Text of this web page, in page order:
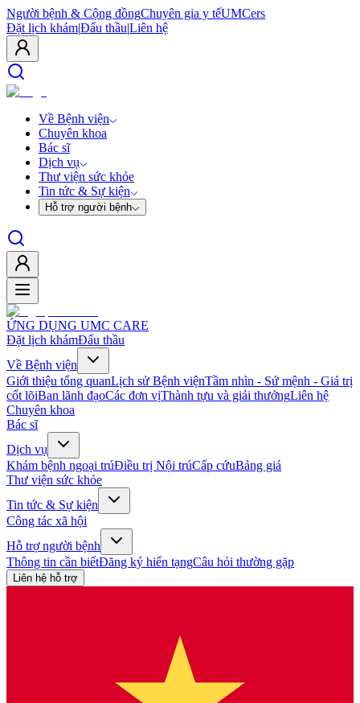
Người bệnh & Cộng đồngChuyên gia y tếUMCers
Đặt lịch khám|Đấu thầu|Liên hệ
Về Bệnh viện
Chuyên khoa
Bác sĩ
Dịch vụ
Thư viện sức khỏe
Tin tức & Sự kiện
Hỗ trợ người bệnh
ỨNG DỤNG UMC CARE
Đặt lịch khámĐấu thầu
Về Bệnh viện
Giới thiệu tổng quanLịch sử Bệnh việnTầm nhìn - Sứ mệnh - Giá trị
cốt lõiBan lãnh đạoCác đơn vịThành tựu và giải thưởngLiên hệ
Chuyên khoa
Bác sĩ
Dịch vụ
Khám bệnh ngoại trúĐiều trị Nội trúCấp cứuBảng giá
Thư viện sức khỏe
Tin tức & Sự kiện
Công tác xã hội
Hỗ trợ người bệnh
Thông tin cần biếtĐăng ký hiến tạngCâu hỏi thường gặp
Liên hệ hỗ trợ